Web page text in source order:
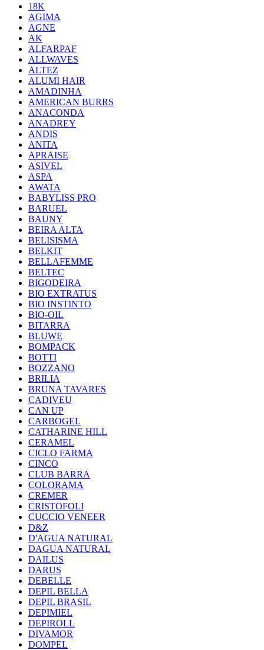
18K
AGIMA
AGNE
AK
ALFARPAF
ALLWAVES
ALTEZ
ALUMI HAIR
AMADINHA
AMERICAN BURRS
ANACONDA
ANADREY
ANDIS
ANITA
APRAISE
ASIVEL
ASPA
AWATA
BABYLISS PRO
BARUEL
BAUNY
BEIRA ALTA
BELISISMA
BELKIT
BELLAFEMME
BELTEC
BIGODEIRA
BIO EXTRATUS
BIO INSTINTO
BIO-OIL
BITARRA
BLUWE
BOMPACK
BOTTI
BOZZANO
BRILIA
BRUNA TAVARES
CADIVEU
CAN UP
CARBOGEL
CATHARINE HILL
CERAMEL
CICLO FARMA
CINCO
CLUB BARRA
COLORAMA
CREMER
CRISTOFOLI
CUCCIO VENEER
D&Z
D'AGUA NATURAL
DAGUA NATURAL
DAILUS
DARUS
DEBELLE
DEPIL BELLA
DEPIL BRASIL
DEPIMIEL
DEPIROLL
DIVAMOR
DOMPEL